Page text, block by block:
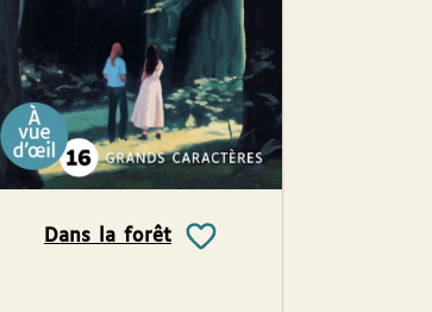
Dans la forêt